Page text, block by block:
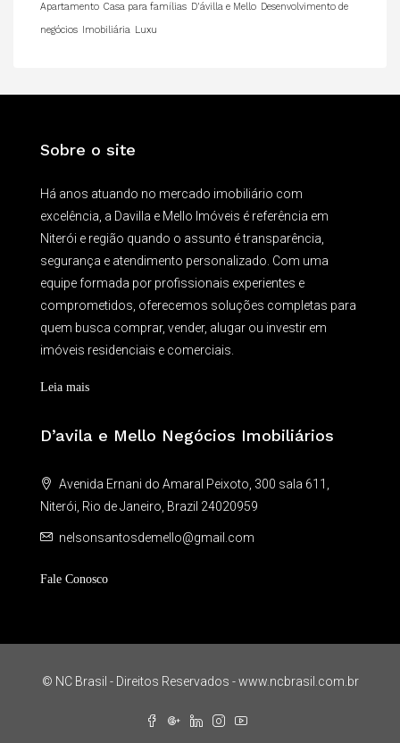
Apartamento Casa para famílias D'ávilla e Mello Desenvolvimento de
negócios Imobiliária Luxu
Sobre o site
Há anos atuando no mercado imobiliário com
excelência, a Davilla e Mello Imóveis é referência em
Niterói e região quando o assunto é transparência,
segurança e atendimento personalizado. Com uma
equipe formada por profissionais experientes e
comprometidos, oferecemos soluções completas para
quem busca comprar, vender, alugar ou investir em
imóveis residenciais e comerciais.
Leia mais
D’avila e Mello Negócios Imobiliários
Avenida Ernani do Amaral Peixoto, 300 sala 611,
Niterói, Rio de Janeiro, Brazil 24020959
nelsonsantosdemello@gmail.com
Fale Conosco
© NC Brasil - Direitos Reservados - www.ncbrasil.com.br